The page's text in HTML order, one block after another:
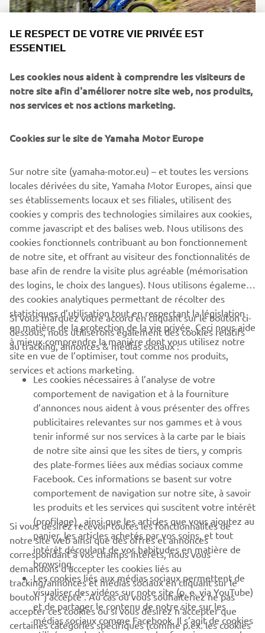
CORPORATE
BUSINESS
PLUS DE YAMAHA
SOUTIEN
BULLETIN
Soyez le premier à connaître les dernières offres, les événements
spéciaux, les nouveautés et bien plus encore
S'ABONNER
Lisez notre politique de confidentialité pour savoir comment
nous traitons vos données personnelles :Politique de
Confidentialité
LE RESPECT DE VOTRE VIE PRIVÉE EST
ESSENTIEL
Les cookies nous aident à comprendre les visiteurs de
notre site afin d'améliorer notre site web, nos produits,
nos services et nos actions marketing.
Cookies sur le site de Yamaha Motor Europe
Sur notre site (yamaha-motor.eu) – et toutes les versions
locales dérivées du site, Yamaha Motor Europes, ainsi que
ses établissements locaux et ses filiales, utilisent des
cookies y compris des technologies similaires aux cookies,
comme javascript et des balises web. Nous utilisons des
cookies fonctionnels contribuant au bon fonctionnement
de notre site, et offrant au visiteur des fonctionnalités de
base afin de rendre la visite plus agréable (mémorisation
des logins, le choix des langues). Nous utilisons également
des cookies analytiques permettant de récolter des
statistiques d’utilisation tout en respectant la législation
en matière de la protection de la vie privée. Ceci nous aide
à mieux comprendre la manière dont vous utilisez notre
site en vue de l’optimiser, tout comme nos produits,
services et actions marketing.
Si vous marquez votre accord en cliquant sur le bouton ci-
dessous, nous utiliserons également des cookies relatifs
au tracking, annonces & médias sociaux :
Les cookies nécessaires à l’analyse de votre
comportement de navigation et à la fourniture
d’annonces nous aident à vous présenter des offres
publicitaires relevantes sur nos gammes et à vous
tenir informé sur nos services à la carte par le biais
de notre site ainsi que les sites de tiers, y compris
des plate-formes liées aux médias sociaux comme
Facebook. Ces informations se basent sur votre
comportement de navigation sur notre site, à savoir
les produits et les services qui suscitent votre intérêt
(profilage) , ainsi que les articles que vous ajoutez au
panier, les articles achetés par vos soins, et tout
intérêt découlant de vos habitudes en matière de
browsing.
Les cookies liés aux médias sociaux permettent de
visualiser des vidéos sur note site (p. e. via YouTube)
et de partager le contenu de notre site sur les
médias sociaux comme Facebook. Il s’agit de cookies
Si vous désirez recevoir toutes les fonctionnalités de
notre site web ainsi que des offres et annonces
correspondant à vos champs intérêts, nous vous
demandons d’accepter les cookies liés au
tracking/annonces et médias sociaux en cliquant sur le
bouton ‘j’accepte’. Au cas où vous souhaiteriez ne pas
accepter ces cookies ou si vous désirez n’accepter que
certaines catégories spécifiques (comme p.ex. les cookies